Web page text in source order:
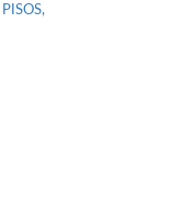
PISOS,